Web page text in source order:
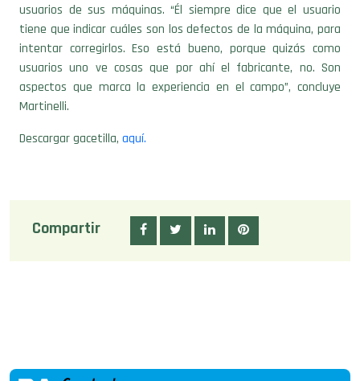
usuarios de sus máquinas. “Él siempre dice que el usuario
tiene que indicar cuáles son los defectos de la máquina, para
intentar corregirlos. Eso está bueno, porque quizás como
usuarios uno ve cosas que por ahí el fabricante, no. Son
aspectos que marca la experiencia en el campo”, concluye
Martinelli.
Descargar gacetilla, aquí.
Compartir